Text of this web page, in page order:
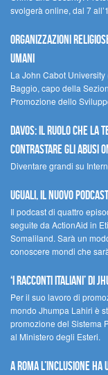
svolgerà online, dal 7
Organizzazioni
umani
La John Cabot
Baggio, capo della
Promozione dello
Davos: il ruolo che la
contrastare gli abusi
Diventare grandi su
UGUALI, il nuovo
Il podcast di quattro
seguite da ActionAid in
Somaliland. Sarà un
conoscere mondi che
‘I racconti italiani’ di
Per il suo lavoro di
mondo Jhumpa Lahiri è
promozione del Sistema
al Ministero degli Esteri.
A Roma l’inclusione